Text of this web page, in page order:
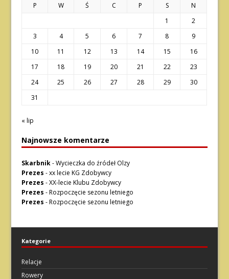
P W Ś C P S
N
1
2
3
4 5 6 7 8
9
10
11 12 13 14 15
16
17
18 19 20 21 22
23
24
25 26 27 28 29
30
31
« lip
Najnowsze komentarze
Skarbnik-Wycieczka do źródeł Olzy
Prezes -xx lecie KG Zdobywcy
Prezes -XX-lecie Klubu Zdobywcy
Prezes -Rozpoczęcie sezonu letniego
Prezes -Rozpoczęcie sezonu letniego
Kategorie
Relacje
Rowery